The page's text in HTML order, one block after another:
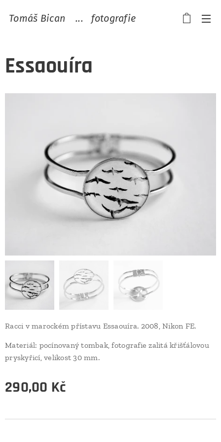
Tomáš Bican ... fotografie
Essaouíra
Racci v marockém přístavu Essaouíra. 2008, Nikon FE.
Materiál: pocínovaný tombak, fotografie zalitá křišťálovou
pryskyřicí, velikost 30 mm.
290,00 Kč